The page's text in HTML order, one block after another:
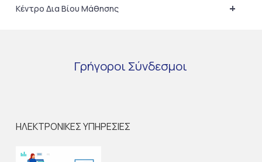
+
Κέντρο Δια Βίου Μάθησης
Γρήγοροι Σύνδεσμοι
ΗΛΕΚΤΡΟΝΙΚΕΣ ΥΠΗΡΕΣΙΕΣ